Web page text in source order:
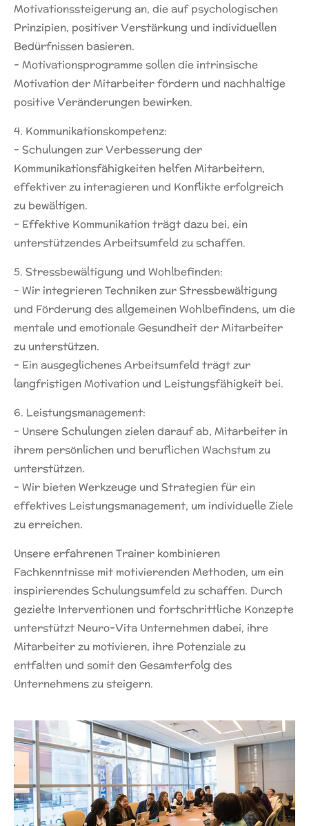
Motivationssteigerung an, die auf psychologischen
Prinzipien, positiver Verstärkung und individuellen
Bedürfnissen basieren.
- Motivationsprogramme sollen die intrinsische
Motivation der Mitarbeiter fördern und nachhaltige
positive Veränderungen bewirken.
4. Kommunikationskompetenz:
- Schulungen zur Verbesserung der
Kommunikationsfähigkeiten helfen Mitarbeitern,
effektiver zu interagieren und Konflikte erfolgreich
zu bewältigen.
- Effektive Kommunikation trägt dazu bei, ein
unterstützendes Arbeitsumfeld zu schaffen.
5. Stressbewältigung und Wohlbefinden:
- Wir integrieren Techniken zur Stressbewältigung
und Förderung des allgemeinen Wohlbefindens, um die
mentale und emotionale Gesundheit der Mitarbeiter
zu unterstützen.
- Ein ausgeglichenes Arbeitsumfeld trägt zur
langfristigen Motivation und Leistungsfähigkeit bei.
6. Leistungsmanagement:
- Unsere Schulungen zielen darauf ab, Mitarbeiter in
ihrem persönlichen und beruflichen Wachstum zu
unterstützen.
- Wir bieten Werkzeuge und Strategien für ein
effektives Leistungsmanagement, um individuelle Ziele
zu erreichen.
Unsere erfahrenen Trainer kombinieren
Fachkenntnisse mit motivierenden Methoden, um ein
inspirierendes Schulungsumfeld zu schaffen. Durch
gezielte Interventionen und fortschrittliche Konzepte
unterstützt Neuro-Vita Unternehmen dabei, ihre
Mitarbeiter zu motivieren, ihre Potenziale zu
entfalten und somit den Gesamterfolg des
Unternehmens zu steigern.